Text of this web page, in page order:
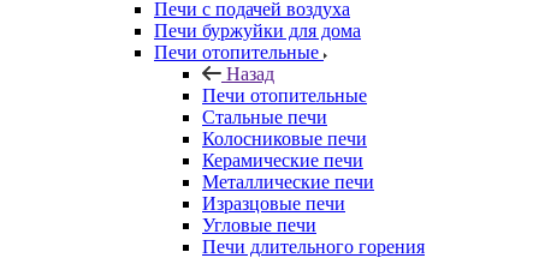
Печи с подачей воздуха
Печи буржуйки для дома
Печи отопительные
Назад
Печи отопительные
Стальные печи
Колосниковые печи
Керамические печи
Металлические печи
Изразцовые печи
Угловые печи
Печи длительного горения